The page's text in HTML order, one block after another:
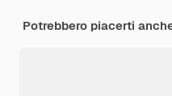
Potrebbero piacerti